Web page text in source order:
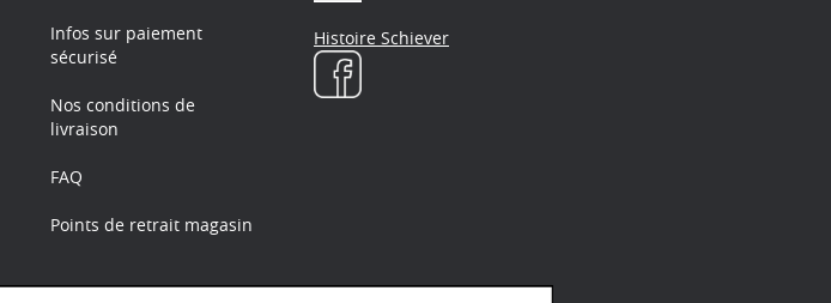
Infos sur paiement
sécurisé
Nos conditions de
livraison
FAQ
Points de retrait magasin
Histoire Schiever